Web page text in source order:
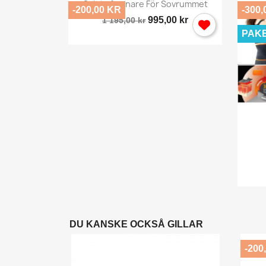
Salt Luftrenare För Sovrummet
1 195,00 kr 995,00 kr
-200,00 KR -
DU KANSKE OCKSÅ GILLAR
-